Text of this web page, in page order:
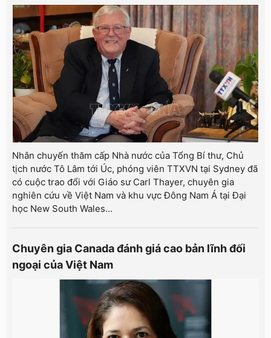
Nhân chuyến thăm cấp Nhà nước của Tổng Bí thư, Chủ
tịch nước Tô Lâm tới Úc, phóng viên TTXVN tại Sydney đã
có cuộc trao đổi với Giáo sư Carl Thayer, chuyên gia
nghiên cứu về Việt Nam và khu vực Đông Nam Á tại Đại
học New South Wales...
Chuyên gia Canada đánh giá cao bản lĩnh đối
ngoại của Việt Nam